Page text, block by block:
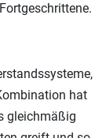
hat
gleichmäßig